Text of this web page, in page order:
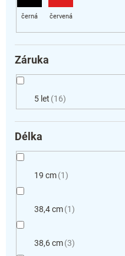
Záruka
5 let 16
Délka
19 cm 1
38,4 cm 1
38,6 cm 3